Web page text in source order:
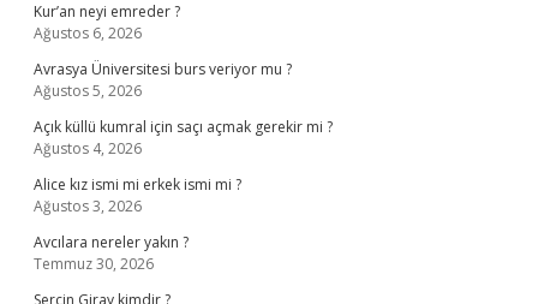
Kur’an neyi emreder ?
Ağustos 6, 2026
Avrasya Üniversitesi burs veriyor mu ?
Ağustos 5, 2026
Açık küllü kumral için saçı açmak gerekir mi ?
Ağustos 4, 2026
Alice kız ismi mi erkek ismi mi ?
Ağustos 3, 2026
Avcılara nereler yakın ?
Temmuz 30, 2026
Serçin Giray kimdir ?